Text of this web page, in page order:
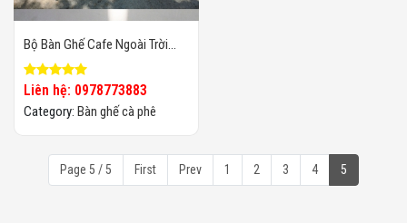
Bộ Bàn Ghế Cafe Ngoài Trời
Chống Tia UV
Liên hệ: 0978773883
Category: Bàn ghế cà phê
Page 5 / 5 First Prev 1 2 3 4 5